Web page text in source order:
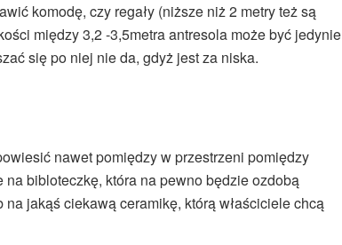
komodę, czy regały (niższe niż 2 metry też są
między 3,2 -3,5metra antresola może być jedynie
się po niej nie da, gdyż jest za niska.
nawet pomiędzy w przestrzeni pomiędzy
bibloteczkę, która na pewno będzie ozdobą
jakąś ciekawą ceramikę, którą właściciele chcą